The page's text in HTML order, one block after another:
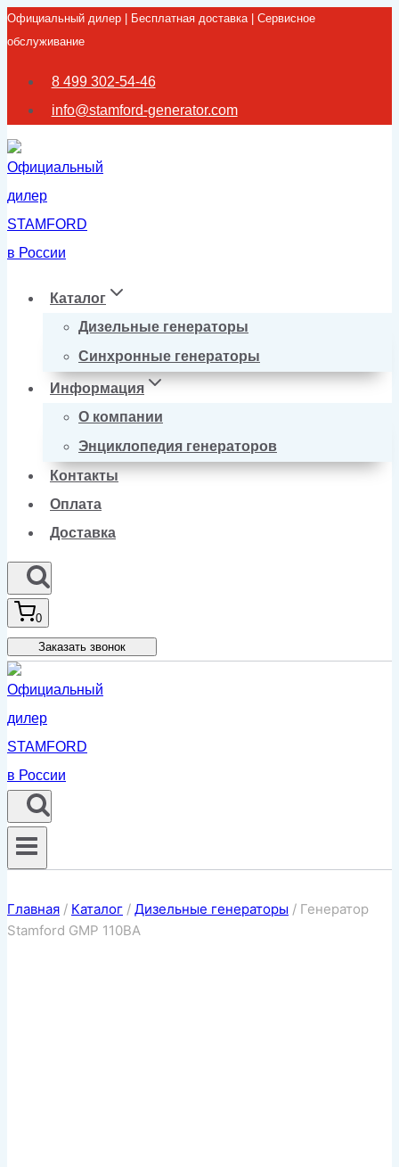
Перейти
к
содержимому
Официальный дилер | Бесплатная доставка | Сервисное
обслуживание
8 499 302-54-46
info@stamford-generator.com
Каталог
Дизельные генераторы
Синхронные генераторы
Информация
О компании
Энциклопедия генераторов
Контакты
Оплата
Доставка
0
Заказать звонок
Главная / Каталог / Дизельные генераторы / Генератор
Stamford GMP 110BA